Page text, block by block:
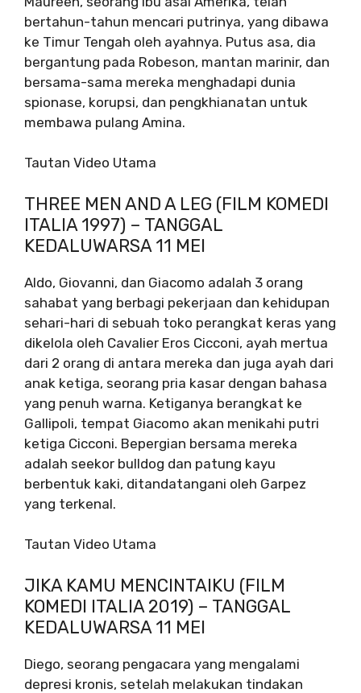
bertahun-tahun mencari putrinya, yang dibawa
ke Timur Tengah oleh ayahnya. Putus asa, dia
bergantung pada Robeson, mantan marinir, dan
bersama-sama mereka menghadapi dunia
spionase, korupsi, dan pengkhianatan untuk
membawa pulang Amina.
Tautan Video Utama
THREE MEN AND A LEG (FILM KOMEDI
ITALIA 1997) – TANGGAL
KEDALUWARSA 11 MEI
Aldo, Giovanni, dan Giacomo adalah 3 orang
sahabat yang berbagi pekerjaan dan kehidupan
sehari-hari di sebuah toko perangkat keras yang
dikelola oleh Cavalier Eros Cicconi, ayah mertua
dari 2 orang di antara mereka dan juga ayah dari
anak ketiga, seorang pria kasar dengan bahasa
yang penuh warna. Ketiganya berangkat ke
Gallipoli, tempat Giacomo akan menikahi putri
ketiga Cicconi. Bepergian bersama mereka
adalah seekor bulldog dan patung kayu
berbentuk kaki, ditandatangani oleh Garpez
yang terkenal.
Tautan Video Utama
JIKA KAMU MENCINTAIKU (FILM
KOMEDI ITALIA 2019) – TANGGAL
KEDALUWARSA 11 MEI
Diego, seorang pengacara yang mengalami
depresi kronis, setelah melakukan tindakan